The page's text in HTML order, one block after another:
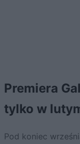
Premiera
tylko w
Pod koniec